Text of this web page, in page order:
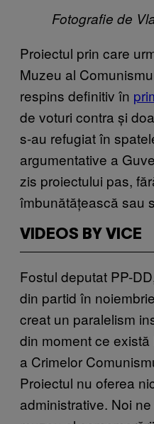
Fotografie de
Proiectul prin care
Muzeu al
respins definitiv în
de voturi contra și
s-au refugiat în
argumentative a
zis proiectului pas,
îmbunătățească sau
VIDEOS BY VICE
Fostul deputat PP-
din partid în
creat un paralelism
din moment ce
a Crimelor
Proiectul nu oferea
administrative. Noi